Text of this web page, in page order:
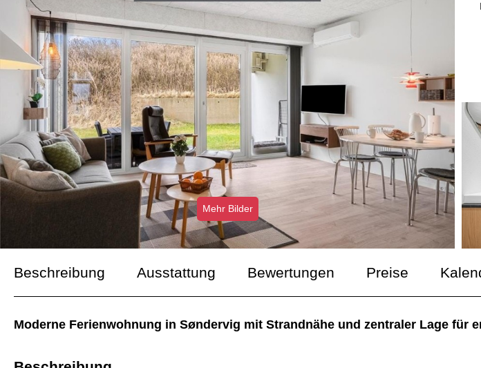
Mehr Bilder
Beschreibung Ausstattung Bewertungen Preise
Moderne Ferienwohnung in Søndervig mit Strandnähe und zentraler Lage für